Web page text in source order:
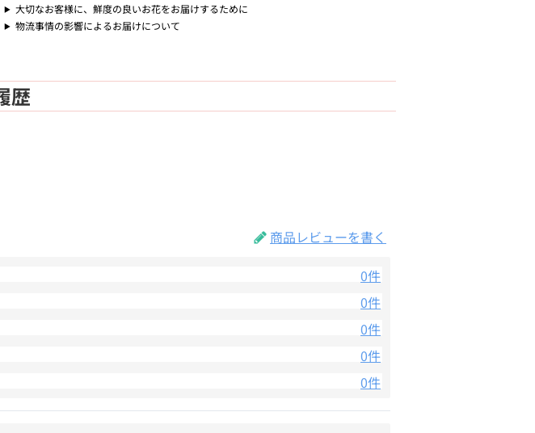
大切なお客様に、鮮度の良いお花をお届けするために
物流事情の影響によるお届けについて
歴
商品レビューを書く
0件
0件
0件
0件
0件